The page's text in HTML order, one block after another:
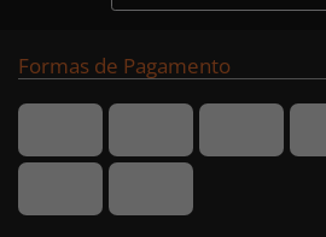
Formas de Pagamento